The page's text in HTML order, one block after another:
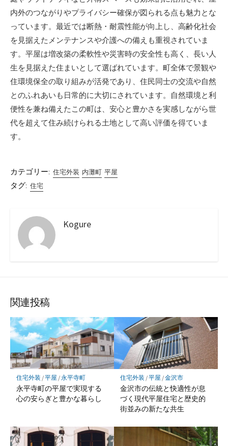
内外のつながりやプライバシー確保が図られる点も魅力とな
っています。最近では断熱・耐震性能が向上し、高齢化社会
を見据えたメンテナンスや介護への備えも重視されていま
す。平屋は増改築の柔軟性や災害時の安全性も高く、長い人
生を見据えた住まいとして選ばれています。町全体で景観や
住環境保全の取り組みが活発であり、住民同士の交流や自然
とのふれあいも日常的に大切にされています。自然環境と利
便性を兼ね備えたこの町は、安心と豊かさを実感しながら世
代を超えて住み続けられる土地として高い評価を得ていま
す。
カテゴリー: 住宅外装 内灘町 平屋
タグ: 住宅
Kogure
関連投稿
住宅外装 /平屋 /永平寺町
永平寺町の平屋で実現する
心の安らぎと豊かな暮らし
住宅外装 /平屋 /金沢市
金沢市の伝統と快適性が息
づく現代平屋住宅と歴史的
街並みの新たな共生